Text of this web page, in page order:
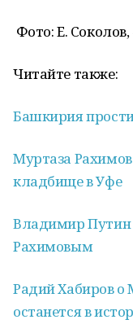
Фото: Е. Соколов,
Читайте также:
Башкирия
Муртаза
кладбище в Уфе
Владимир Путин
Рахимовым
Радий Хабиров о
останется в